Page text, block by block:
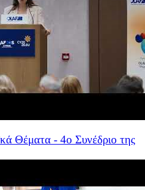
Θέματα - 4ο Συνέδριο της